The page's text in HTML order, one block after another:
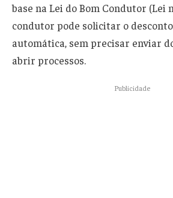
base na Lei do Bom Condutor (Lei
condutor pode solicitar o
automática, sem precisar enviar
abrir processos.
Publicidade